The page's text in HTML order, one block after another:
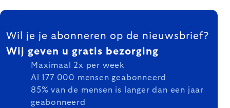
FOOTER
Wil je je abonneren op de nieuwsbrief?
Wij geven u gratis bezorging
Maximaal 2x per week
Al 177 000 mensen geabonneerd
85% van de mensen is langer dan een jaar
geabonneerd